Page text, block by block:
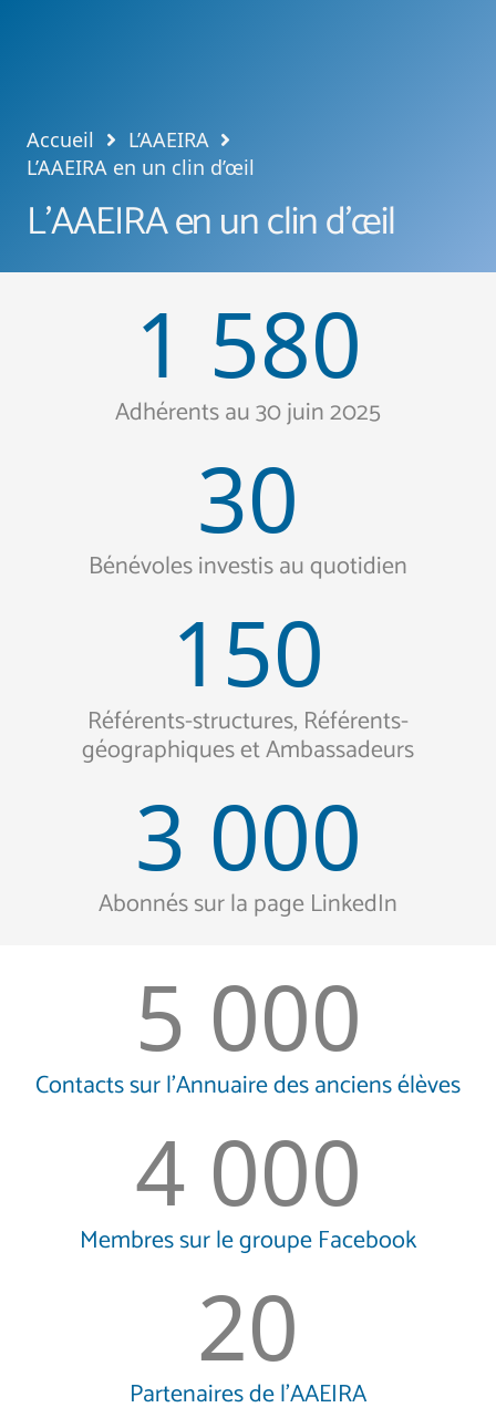
Accueil
L’AAEIRA
L’AAEIRA en un clin d’œil
L’AAEIRA en un clin d’œil
1 580
Adhérents au 30 juin 2025
30
Bénévoles investis au quotidien
150
Référents-structures, Référents-
géographiques et Ambassadeurs
3 000
Abonnés sur la page LinkedIn
5 000
Contacts sur l’Annuaire des anciens élèves
4 000
Membres sur le groupe Facebook
20
Partenaires de l’AAEIRA